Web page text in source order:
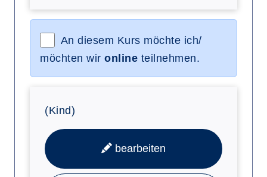
An diesem Kurs möchte ich/
möchten wir online teilnehmen.
(Kind)
bearbeiten